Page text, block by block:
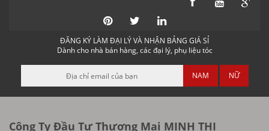
ĐĂNG KÝ LÀM ĐẠI LÝ VÀ NHẬN BẢNG GIÁ SỈ
Dành cho nhà bán hàng, các đại lý, phụ liệu tóc
NAM NỮ
Công Ty Đầu Tư Thương Mại MINH THI